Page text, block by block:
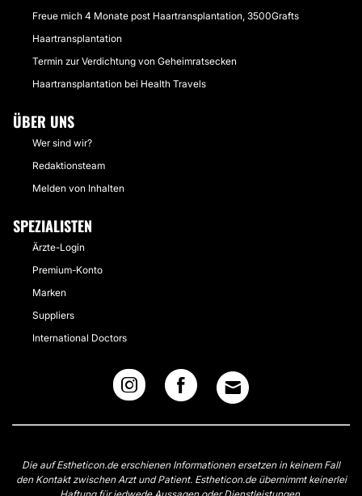
Freue mich 4 Monate post Haartransplantation, 3500Grafts
Haartransplantation
Termin zur Verdichtung von Geheimratsecken
Haartransplantation bei Health Travels
ÜBER UNS
Wer sind wir?
Redaktionsteam
Melden von Inhalten
SPEZIALISTEN
Ärzte-Login
Premium-Konto
Marken
Suppliers
International Doctors
Die auf Estheticon.de erschienen Informationen ersetzen in keinem Fall
den Kontakt zwischen Arzt und Patient. Estheticon.de übernimmt keinerlei